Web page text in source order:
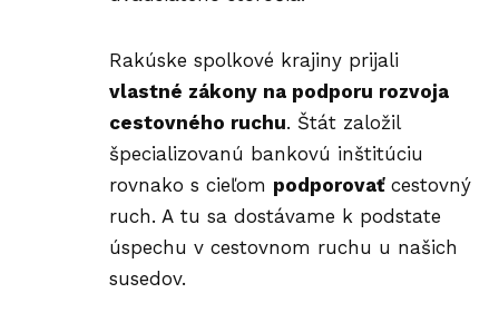
Rakúske spolkové krajiny prijali
vlastné zákony na podporu rozvoja
cestovného ruchu. Štát založil
špecializovanú bankovú inštitúciu
rovnako s cieľom podporovaťcestovný
ruch. A tu sa dostávame k podstate
úspechu v cestovnom ruchu u našich
susedov.